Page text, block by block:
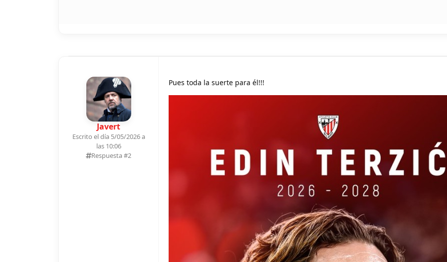
Javert
Escrito el día 5/05/2026 a
las 10:06
Respuesta #2
Pues toda la suerte para él!!!